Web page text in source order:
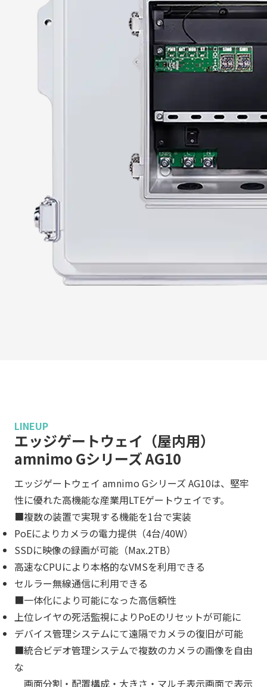
LINEUP
エッジゲートウェイ（屋内用）
amnimo Gシリーズ AG10
エッジゲートウェイ amnimo Gシリーズ AG10は、堅牢
性に優れた高機能な産業用LTEゲートウェイです。
■複数の装置で実現する機能を1台で実装
PoEによりカメラの電力提供（4台/40W）
SSDに映像の録画が可能（Max.2TB）
高速なCPUにより本格的なVMSを利用できる
セルラー無線通信に利用できる
■一体化により可能になった高信頼性
上位レイヤの死活監視によりPoEのリセットが可能に
デバイス管理システムにて遠隔でカメラの復旧が可能
■統合ビデオ管理システムで複数のカメラの画像を自由
な
画面分割・配置構成・大きさ・マルチ表示画面で表示